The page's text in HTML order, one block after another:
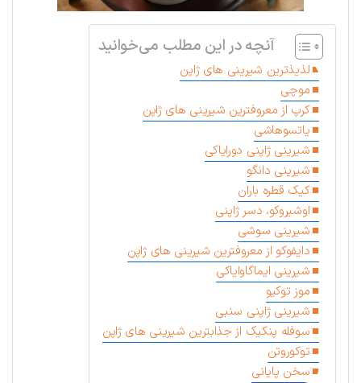
آنچه در این مطلب می‌خوانید
لذیذترین شیرینی های ژاپن
موچی
کرپ از معروفترین شیرینی های ژاپن
یاتسوهاشی
شیرینی ژاپنی دورایاکی
شیرینی دانگو
کیک قطره باران
اوشیروکو، دسر ژاپنی
شیرینی سوشی
دایفوکو از معروفترین شیرینی های ژاپن
شیرینی ایماگاوایاکی
موز توکیو
شیرینی ژاپنی سنبی
سوفله پنکیک از جذابترین شیرینی های ژاپن
توکوروتن
سخن پایانی